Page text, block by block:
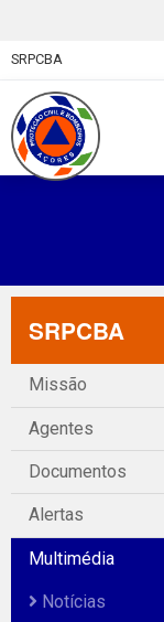
SRPCBA
SRPCBA
Missão
Agentes
Documentos
Alertas
Multimédia
Notícias